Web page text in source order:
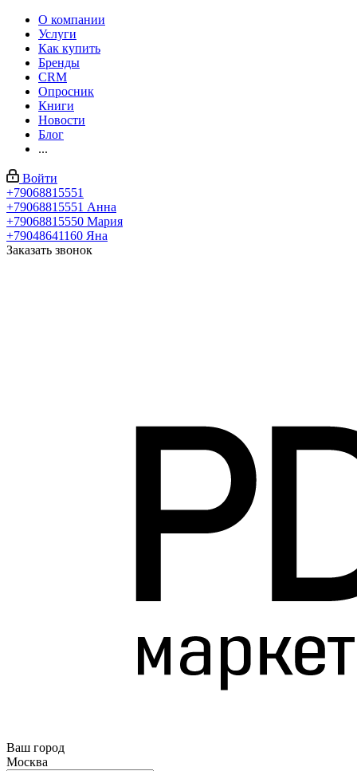
О компании
Услуги
Как купить
Бренды
CRM
Опросник
Книги
Новости
Блог
...
Войти
+79068815551
+79068815551 Анна
+79068815550 Мария
+79048641160 Яна
Заказать звонок
Ваш город
Москва